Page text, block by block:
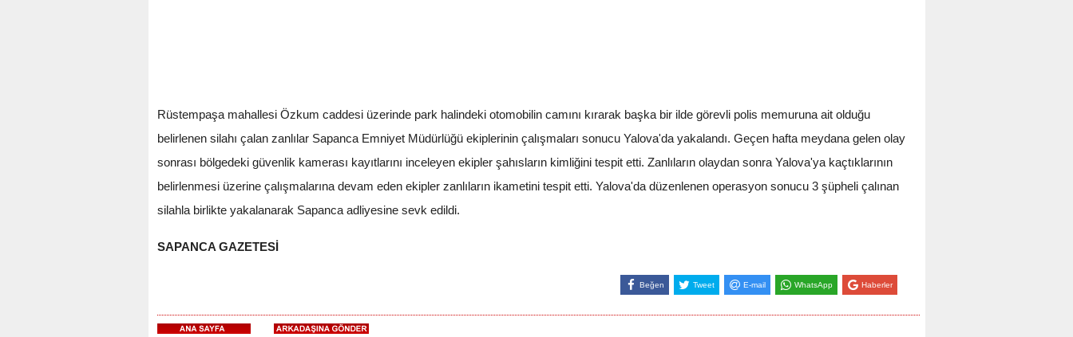
Rüstempaşa mahallesi Özkum caddesi üzerinde park halindeki otomobilin camını kırarak başka bir ilde görevli polis memuruna ait olduğu
belirlenen silahı çalan zanlılar Sapanca Emniyet Müdürlüğü ekiplerinin çalışmaları sonucu Yalova'da yakalandı. Geçen hafta meydana gelen olay
sonrası bölgedeki güvenlik kamerası kayıtlarını inceleyen ekipler şahısların kimliğini tespit etti. Zanlıların olaydan sonra Yalova'ya kaçtıklarının
belirlenmesi üzerine çalışmalarına devam eden ekipler zanlıların ikametini tespit etti. Yalova'da düzenlenen operasyon sonucu 3 şüpheli çalınan
silahla birlikte yakalanarak Sapanca adliyesine sevk edildi.
SAPANCA GAZETESİ
Beğen Tweet E-mail WhatsApp Haberler